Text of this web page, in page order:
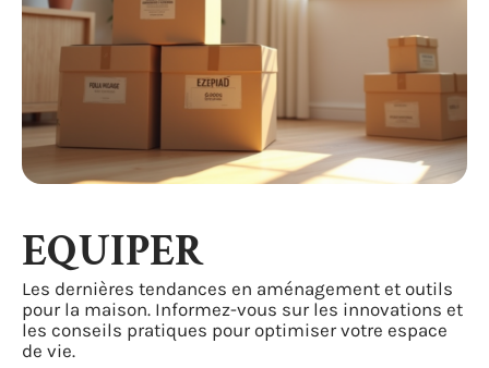
EQUIPER
Les dernières tendances en aménagement et outils
pour la maison. Informez-vous sur les innovations et
les conseils pratiques pour optimiser votre espace
de vie.